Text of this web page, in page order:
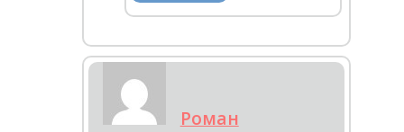
Роман